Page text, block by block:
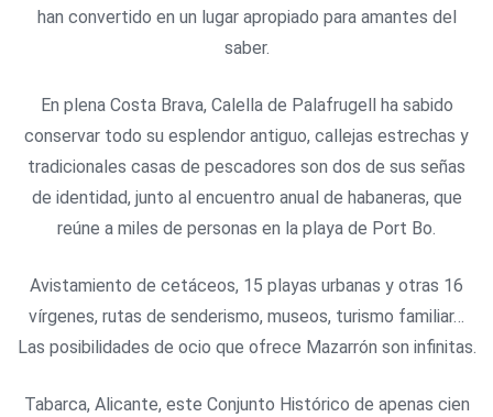
han convertido en un lugar apropiado para amantes del
saber.
En plena Costa Brava, Calella de Palafrugell ha sabido
conservar todo su esplendor antiguo, callejas estrechas y
tradicionales casas de pescadores son dos de sus señas
de identidad, junto al encuentro anual de habaneras, que
reúne a miles de personas en la playa de Port Bo.
Avistamiento de cetáceos, 15 playas urbanas y otras 16
vírgenes, rutas de senderismo, museos, turismo familiar…
Las posibilidades de ocio que ofrece Mazarrón son infinitas.
Tabarca, Alicante, este Conjunto Histórico de apenas cien